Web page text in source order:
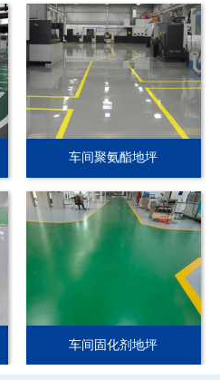
车间聚氨酯地坪
车间固化剂地坪